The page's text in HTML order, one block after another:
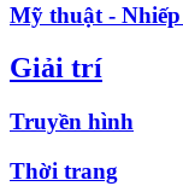
Mỹ thuật -
Giải trí
Truyền hình
Thời trang